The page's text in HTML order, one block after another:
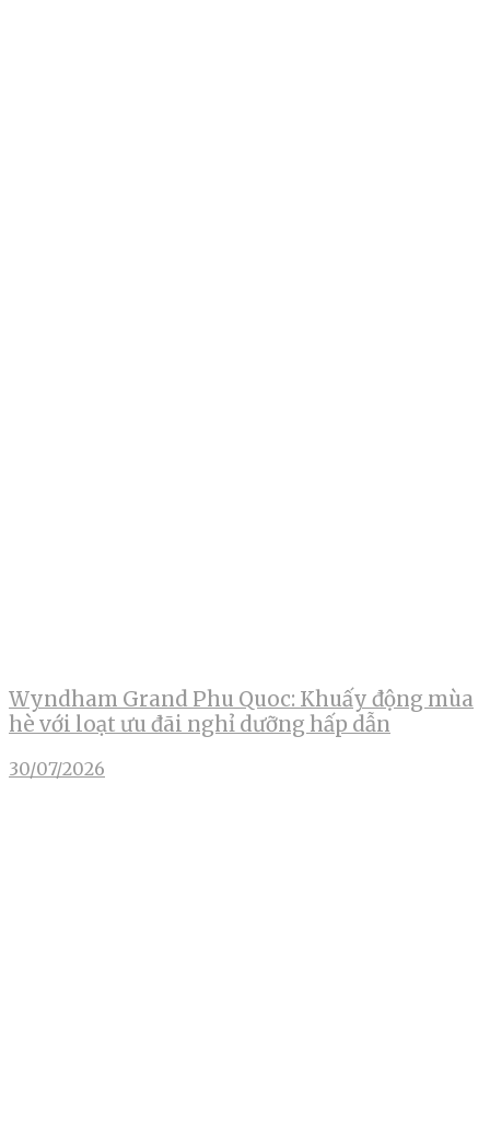
Wyndham Grand Phu Quoc: Khuấy động mùa
hè với loạt ưu đãi nghỉ dưỡng hấp dẫn
30/07/2026